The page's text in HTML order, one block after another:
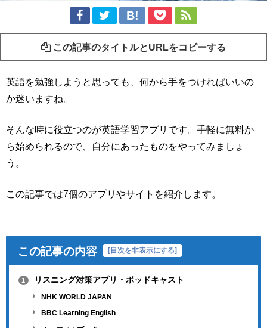
この記事のタイトルとURLをコピーする
英語を勉強しようと思っても、何から手をつければいいの
か迷いますね。
そんな時に役立つのが英語学習アプリです。手軽に無料か
ら始められるので、自分にあったものをやってみましょ
う。
この記事では7個のアプリやサイトを紹介します。
この記事の内容 [ 目次を非表示にする]
1 リスニング対策アプリ・ポッドキャスト
NHK WORLD JAPAN
BBC Learning English